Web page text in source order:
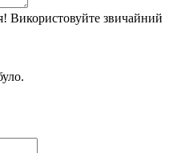
Використовуйте звичайний